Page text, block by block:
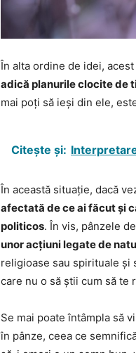
În alta ordine de idei,
adică planurile clocite de
mai poți să ieși din ele,
Citește și:
În această situație, dacă
afectată de ce ai făcut și
politicos. În vis, pânzele
unor acțiuni legate de
religioase sau spirituale și
care nu o să știi cum să te
Se mai poate întâmpla să
în pânze, ceea ce